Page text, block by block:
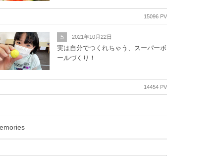
15096 PV
5 2021年10月22日
実は自分でつくれちゃう、スーパーボ
ールづくり！
14454 PV